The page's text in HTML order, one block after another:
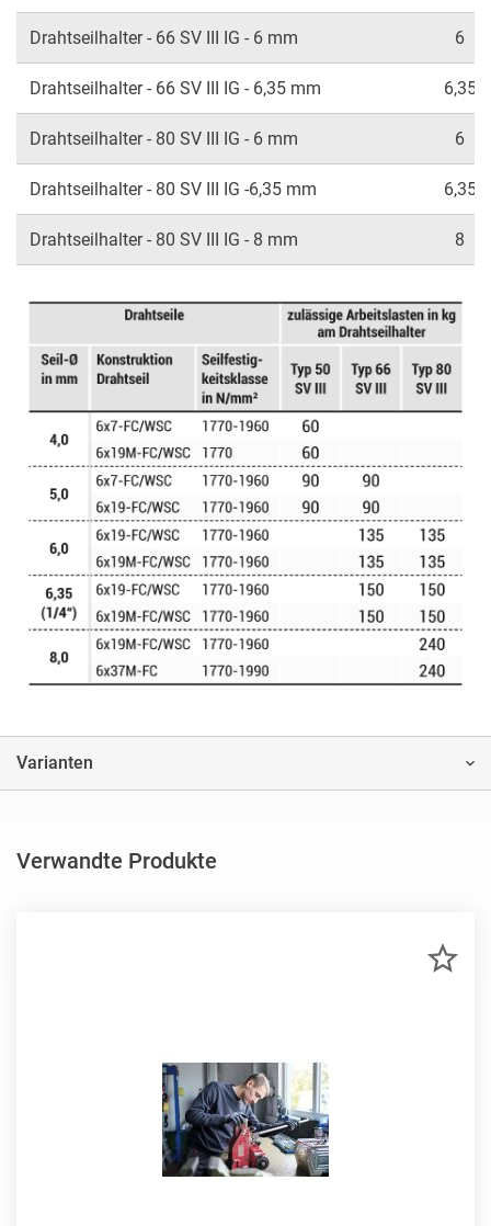
Drahtseilhalter - 66 SV III IG - 6 mm 6
Drahtseilhalter - 66 SV III IG - 6,35 mm 6,35
Drahtseilhalter - 80 SV III IG - 6 mm 6
Drahtseilhalter - 80 SV III IG -6,35 mm 6,35
Drahtseilhalter - 80 SV III IG - 8 mm 8
Varianten
Verwandte Produkte